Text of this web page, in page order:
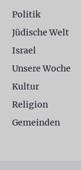
Politik
Jüdische Welt
Israel
Unsere Woche
Kultur
Religion
Gemeinden